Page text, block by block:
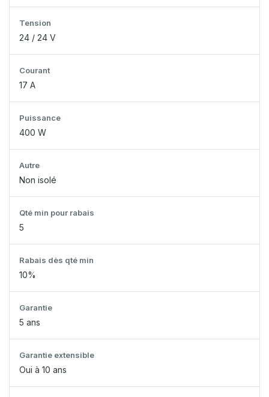
Tension
24 / 24 V
Courant
17 A
Puissance
400 W
Autre
Non isolé
Qté min pour rabais
5
Rabais dès qté min
10%
Garantie
5 ans
Garantie extensible
Oui à 10 ans